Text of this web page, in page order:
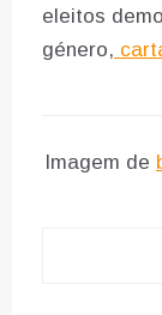
eleitos
género,
Imagem de